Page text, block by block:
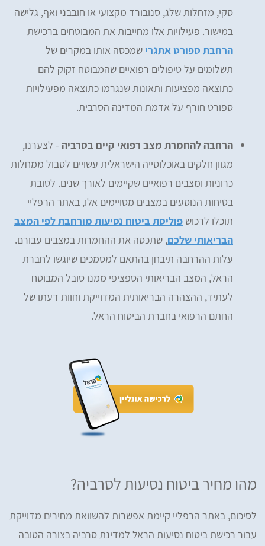
סקי, מזחלות שלג, סנובורד מקצועי או חובבני ואף, גלישה
במישור. פעילויות אלו מחייבות את המבוטחים ברכישת
הרחבת ספורט אתגרי שמכסה אותו במקרים של
תשלומים על טיפולים רפואיים שהמבוטח זקוק להם
כתוצאה מפציעות ותאונות שנגרמו כתוצאה מפעילויות
ספורט חורף על אדמת המדינה הסרבית.
הרחבה להחמרת מצב רפואי קיים בסרביה - לצערנו,
מגוון חלקים באוכלוסייה הישראלית עשויים לסבול ממחלות
כרוניות ומצבים רפואיים שקיימים לאורך שנים. לטובת
בטיחות הנוסעים במצבים מסויימים אלו, באתר הרפליי
תוכלו לרכוש פוליסת ביטוח נסיעות מורחבת לפי המצב
הבריאותי שלכם, שתכסה את ההחמרות במצבים עבורם.
עלות ההרחבה תיבחן בהתאם למסמכים שיוגשו לחברת
הראל, המצב הבריאותי הספציפי ממנו סובל המבוטח
לעתיד, ההצהרה הבריאותית המדוייקת וחוות דעתו של
החתם הרפואי בחברת הביטוח הראל.
מהו מחיר ביטוח נסיעות לסרביה?
לסיכום, באתר הרפליי קיימת אפשרות להשוואת מחירים מדוייקת
עבור רכישת ביטוח נסיעות הראל למדינת סרביה בצורה הטובה